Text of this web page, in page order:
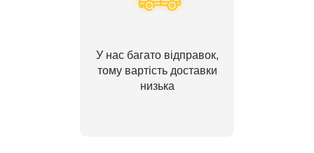
У нас багато відправок,
тому вартість доставки
низька